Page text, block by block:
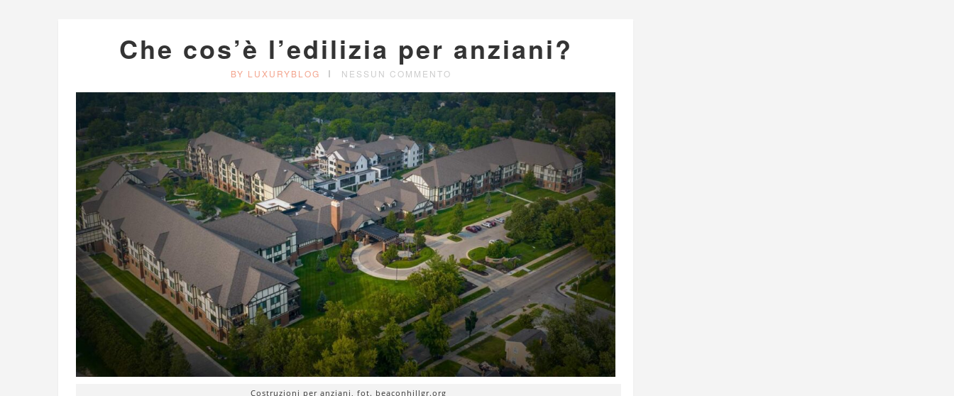
Che cos’è l’edilizia per anziani?
BY LUXURYBLOG NESSUN COMMENTO
Costruzioni per anziani, fot. beaconhillgr.org